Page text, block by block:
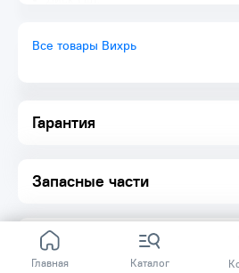
Главная Каталог
Гарантия
Запасные части
Все товары Вихрь